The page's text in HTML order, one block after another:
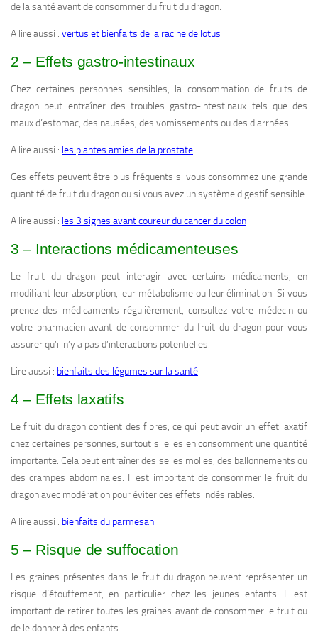
de la santé avant de consommer du fruit du dragon.
A lire aussi : vertus et bienfaits de la racine de lotus
2 – Effets gastro-intestinaux
Chez certaines personnes sensibles, la consommation de fruits de
dragon peut entraîner des troubles gastro-intestinaux tels que des
maux d’estomac, des nausées, des vomissements ou des diarrhées.
A lire aussi : les plantes amies de la prostate
Ces effets peuvent être plus fréquents si vous consommez une grande
quantité de fruit du dragon ou si vous avez un système digestif sensible.
A lire aussi : les 3 signes avant coureur du cancer du colon
3 – Interactions médicamenteuses
Le fruit du dragon peut interagir avec certains médicaments, en
modifiant leur absorption, leur métabolisme ou leur élimination. Si vous
prenez des médicaments régulièrement, consultez votre médecin ou
votre pharmacien avant de consommer du fruit du dragon pour vous
assurer qu’il n’y a pas d’interactions potentielles.
Lire aussi : bienfaits des légumes sur la santé
4 – Effets laxatifs
Le fruit du dragon contient des fibres, ce qui peut avoir un effet laxatif
chez certaines personnes, surtout si elles en consomment une quantité
importante. Cela peut entraîner des selles molles, des ballonnements ou
des crampes abdominales. Il est important de consommer le fruit du
dragon avec modération pour éviter ces effets indésirables.
A lire aussi : bienfaits du parmesan
5 – Risque de suffocation
Les graines présentes dans le fruit du dragon peuvent représenter un
risque d’étouffement, en particulier chez les jeunes enfants. Il est
important de retirer toutes les graines avant de consommer le fruit ou
de le donner à des enfants.